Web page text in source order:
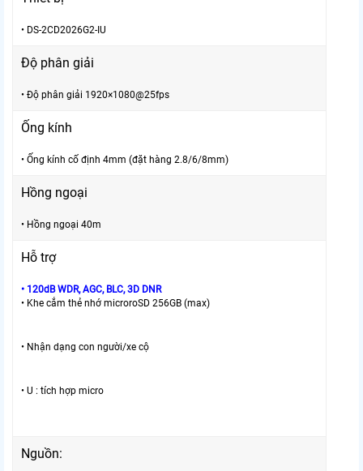
• DS-2CD2026G2-IU
Độ phân giải
• Độ phân giải 1920×1080@25fps
Ống kính
• Ống kính cố định 4mm (đặt hàng 2.8/6/8mm)
Hồng ngoại
• Hồng ngoại 40m
Hỗ trợ
• 120dB WDR, AGC, BLC, 3D DNR
• Khe cắm thẻ nhớ microroSD 256GB (max)
• Nhận dạng con người/xe cộ
• U : tích hợp micro
Nguồn: